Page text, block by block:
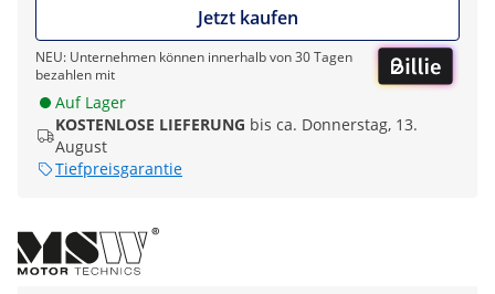
Jetzt kaufen
NEU: Unternehmen können innerhalb von 30 Tagen
bezahlen mit
Auf Lager
KOSTENLOSE LIEFERUNG bis ca. Donnerstag, 13.
August
Tiefpreisgarantie